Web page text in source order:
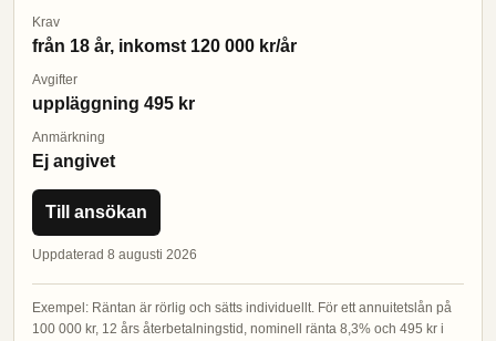
Krav
från 18 år, inkomst 120 000 kr/år
Avgifter
uppläggning 495 kr
Anmärkning
Ej angivet
Till ansökan
Uppdaterad 8 augusti 2026
Exempel: Räntan är rörlig och sätts individuellt. För ett annuitetslån på
100 000 kr, 12 års återbetalningstid, nominell ränta 8,3% och 495 kr i